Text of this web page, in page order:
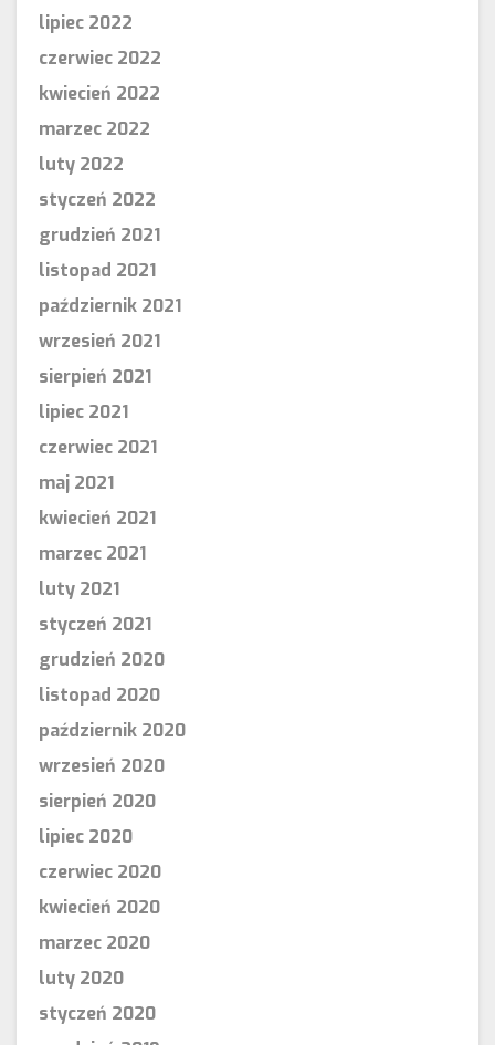
lipiec 2022
czerwiec 2022
kwiecień 2022
marzec 2022
luty 2022
styczeń 2022
grudzień 2021
listopad 2021
październik 2021
wrzesień 2021
sierpień 2021
lipiec 2021
czerwiec 2021
maj 2021
kwiecień 2021
marzec 2021
luty 2021
styczeń 2021
grudzień 2020
listopad 2020
październik 2020
wrzesień 2020
sierpień 2020
lipiec 2020
czerwiec 2020
kwiecień 2020
marzec 2020
luty 2020
styczeń 2020